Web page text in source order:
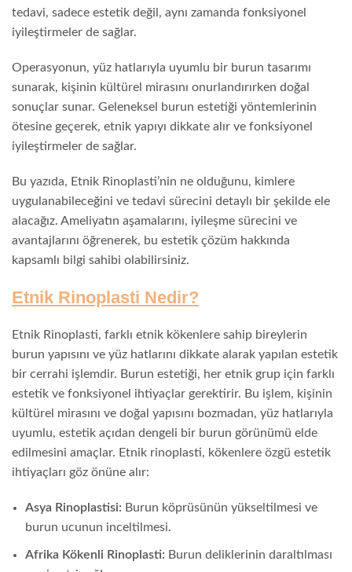
tedavi, sadece estetik değil, aynı zamanda fonksiyonel
iyileştirmeler de sağlar.
Operasyonun, yüz hatlarıyla uyumlu bir burun tasarımı
sunarak, kişinin kültürel mirasını onurlandırırken doğal
sonuçlar sunar. Geleneksel burun estetiği yöntemlerinin
ötesine geçerek, etnik yapıyı dikkate alır ve fonksiyonel
iyileştirmeler de sağlar.
Bu yazıda, Etnik Rinoplasti’nin ne olduğunu, kimlere
uygulanabileceğini ve tedavi sürecini detaylı bir şekilde ele
alacağız. Ameliyatın aşamalarını, iyileşme sürecini ve
avantajlarını öğrenerek, bu estetik çözüm hakkında
kapsamlı bilgi sahibi olabilirsiniz.
Etnik Rinoplasti Nedir?
Etnik Rinoplasti, farklı etnik kökenlere sahip bireylerin
burun yapısını ve yüz hatlarını dikkate alarak yapılan estetik
bir cerrahi işlemdir. Burun estetiği, her etnik grup için farklı
estetik ve fonksiyonel ihtiyaçlar gerektirir. Bu işlem, kişinin
kültürel mirasını ve doğal yapısını bozmadan, yüz hatlarıyla
uyumlu, estetik açıdan dengeli bir burun görünümü elde
edilmesini amaçlar. Etnik rinoplasti, kökenlere özgü estetik
ihtiyaçları göz önüne alır:
Asya Rinoplastisi: Burun köprüsünün yükseltilmesi ve
burun ucunun inceltilmesi.
Afrika Kökenli Rinoplasti: Burun deliklerinin daraltılması